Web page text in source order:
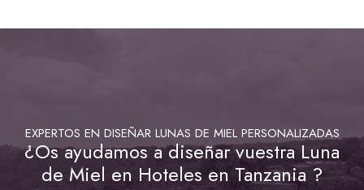
EXPERTOS EN DISEÑAR LUNAS DE MIEL PERSONALIZADAS
¿Os ayudamos a diseñar vuestra Luna
de Miel en Hoteles en Tanzania ?